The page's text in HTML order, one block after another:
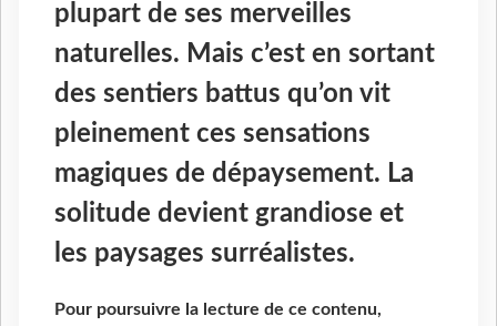
plupart de ses merveilles
naturelles. Mais c’est en sortant
des sentiers battus qu’on vit
pleinement ces sensations
magiques de dépaysement. La
solitude devient grandiose et
les paysages surréalistes.
Pour poursuivre la lecture de ce contenu,